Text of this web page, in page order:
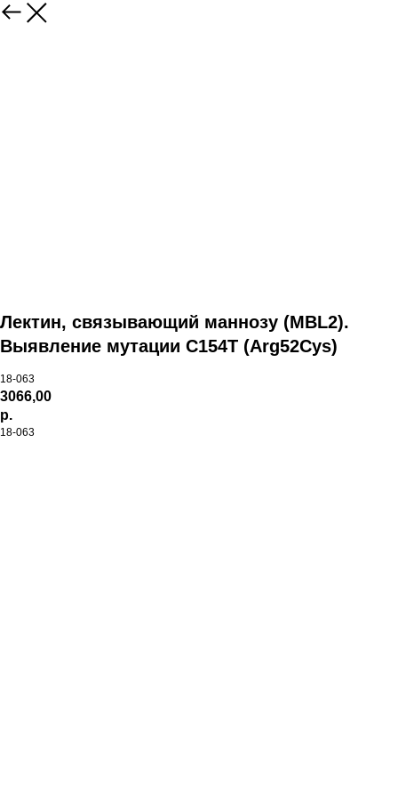
Лектин, связывающий маннозу (MBL2).
Выявление мутации C154T (Arg52Cys)
18-063
3066,00
р.
18-063